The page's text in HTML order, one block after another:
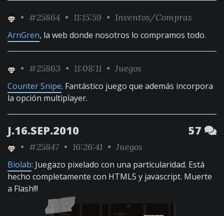
• #25864 • 11:15:59 • Inventos/Compras
ArnGren, la web donde nosotros lo compramos todo.
• #25863 • 11:08:11 • Juegos
Counter Snipe. Fantástico juego que además incorpora
la opción multiplayer.
J.16.SEP.2010 57
• #25847 • 16:26:41 • Juegos
Biolab: Juegazo pixelado con una particularidad. Está
hecho completamente con HTML5 y javascript. Muerte
a Flash!!!